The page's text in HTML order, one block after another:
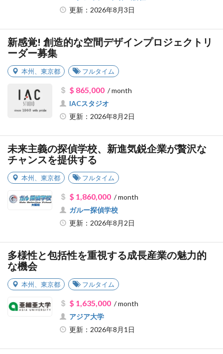
更新：2026年8月3日
新感覚! 創造的な空間デザインプロジェクトリ
ーダー募集
本州 東京都 フルタイム
$ 865,000/ month
IACスタジオ
更新：2026年8月2日
未来主義の探偵学校、新進気鋭企業が贅沢な
チャンスを提供する
本州 東京都 フルタイム
$ 1,860,000/ month
ガルー探偵学校
更新：2026年8月2日
多様性と包括性を重視する成長産業の魅力的
な機会
本州 東京都 フルタイム
$ 1,635,000/ month
アジア大学
更新：2026年8月1日